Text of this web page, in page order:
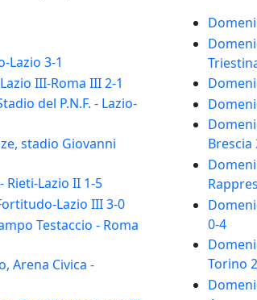
Lazio 3-1
III-Roma III 2-1
del P.N.F. - Lazio-
stadio Giovanni
Rieti-Lazio II 1-5
Lazio III 3-0
Testaccio - Roma
Arena Civica -
Brescia
0-4
Torino